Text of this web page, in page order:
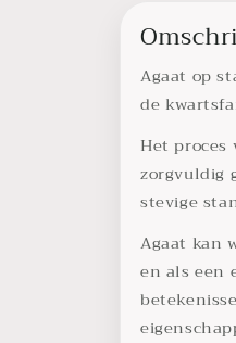
Agaat op
de
Het
zorgvuldig
stevige
Agaat kan
en als een